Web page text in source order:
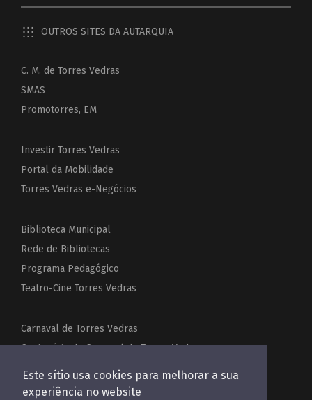
Este sítio usa cookies para melhorar a sua
experiência no website
OUTROS SITES DA AUTARQUIA
C. M. de Torres Vedras
SMAS
Promotorres, EM
Investir Torres Vedras
Portal da Mobilidade
Torres Vedras e-Negócios
Biblioteca Municipal
Rede de Bibliotecas
Programa Pedagógico
Teatro-Cine Torres Vedras
Carnaval de Torres Vedras
Centenário do Carnaval de Torres Vedras
Festas de Torres Vedras
Acordeões do Mundo